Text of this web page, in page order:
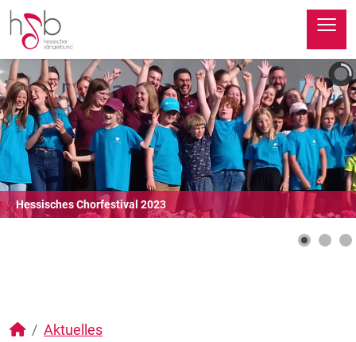
Hessisches Chorfestival 2023
Aktuelles
≡